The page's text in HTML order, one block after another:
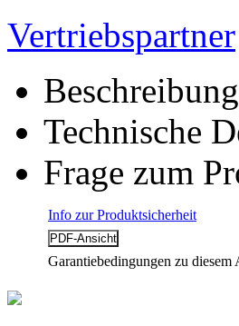
Vertriebspartner
Beschreibung
Technische
Frage zum
Info zur Produktsicherheit
Garantiebedingungen zu diesem